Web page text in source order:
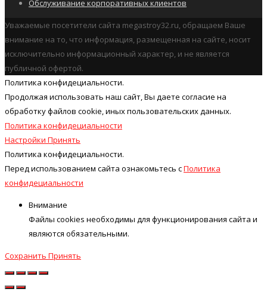
Обслуживание корпоративных клиентов
Уважаемые посетители сайта megastroy32.ru, обращаем Ваше
внимание на то, что информация, размещенная на сайте, носит
исключительно информационный характер, и не является
публичной офертой.
Политика конфидециальности.
Продолжая использовать наш cайт, Вы даете согласие на
обработку файлов cookie, иных пользовательских данных.
Политика конфидециальности
Настройки Принять
Политика конфидециальности.
Перед использованием сайта ознакомьтесь сПолитика
конфидециальности
Внимание
Файлы cookies необходимы для функционирования сайта и
являются обязательными.
Сохранить Принять